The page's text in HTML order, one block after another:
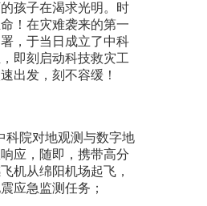
孩子在渴求光明。时
！在灾难袭来的第一
，于当日成立了中科
即刻启动科技救灾工
出发，刻不容缓！
院对地观测与数字地
应，随即，携带高分
机从绵阳机场起飞，
应急监测任务；